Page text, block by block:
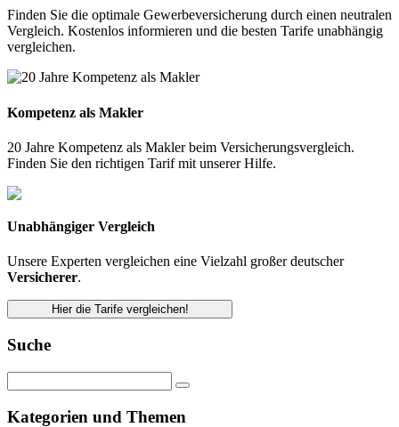
Finden Sie die optimale Gewerbeversicherung durch einen neutralen
Vergleich. Kostenlos informieren und die besten Tarife unabhängig
vergleichen.
Kompetenz als Makler
20 Jahre Kompetenz als Makler beim Versicherungsvergleich.
Finden Sie den richtigen Tarif mit unserer Hilfe.
Unabhängiger Vergleich
Unsere Experten vergleichen eine Vielzahl großer deutscher
Versicherer.
Hier die Tarife vergleichen!
Suche
Kategorien und Themen